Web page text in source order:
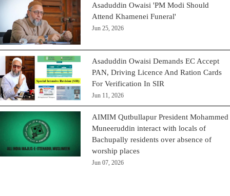
Asaduddin Owaisi 'PM Modi Should
Attend Khamenei Funeral'
Jun 25, 2026
Asaduddin Owaisi Demands EC Accept
PAN, Driving Licence And Ration Cards
For Verification In SIR
Jun 11, 2026
AIMIM Qutbullapur President Mohammed
Muneeruddin interact with locals of
Bachupally residents over absence of
worship places
Jun 07, 2026